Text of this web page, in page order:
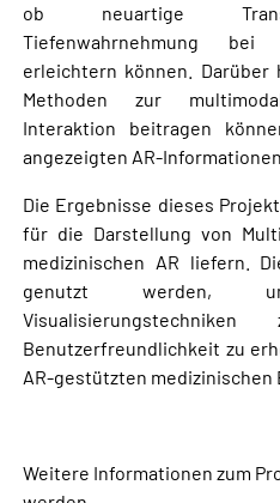
ob neuartige
Tiefenwahrnehmung bei
erleichtern können.
Methoden zur
Interaktion beitragen
angezeigten AR-
Die Ergebnisse dieses
für die Darstellung von
medizinischen AR liefern.
genutzt werden,
Benutzerfreundlichkeit zu
AR-gestützten medizinischen
Weitere Informationen zum